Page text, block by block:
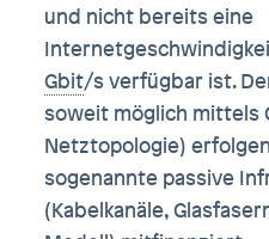
und nicht bereits eine
Gbit/s verfügbar ist.
soweit möglich mittels
Netztopologie)
sogenannte passive
(Kabelkanäle,